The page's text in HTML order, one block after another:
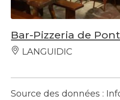
Bar-Pizzeria de
LANGUIDIC
Source des données :